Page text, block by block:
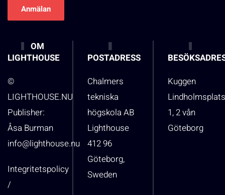
OM
LIGHTHOUSE
©
LIGHTHOUSE.NU
Publisher:
Åsa Burman
info@lighthouse.nu
Integritetspolicy
/
POSTADRESS
Chalmers
tekniska
högskola AB
Lighthouse
412 96
Göteborg,
Sweden
Kuggen
1, 2 vån
Göteborg